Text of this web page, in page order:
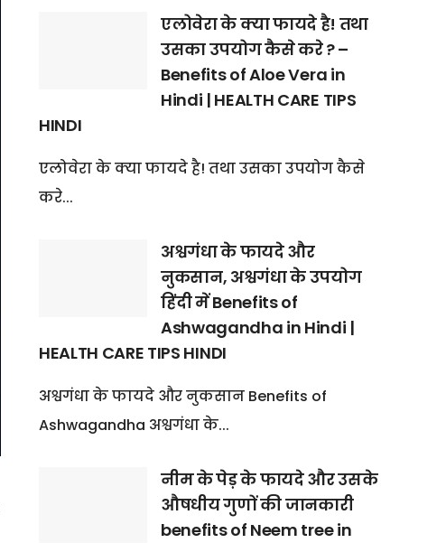
एलोवेरा के क्या फायदे है! तथा
उसका उपयोग कैसे करे ? –
Benefits of Aloe Vera in
Hindi | HEALTH CARE TIPS
HINDI
एलोवेरा के क्या फायदे है! तथा उसका उपयोग कैसे
करे...
अश्वगंधा के फायदे और
नुकसान, अश्वगंधा के उपयोग
हिंदी में Benefits of
Ashwagandha in Hindi |
HEALTH CARE TIPS HINDI
अश्वगंधा के फायदे और नुकसान Benefits of
Ashwagandha अश्वगंधा के...
नीम के पेड़ के फायदे और उसके
औषधीय गुणों की जानकारी
benefits of Neem tree in